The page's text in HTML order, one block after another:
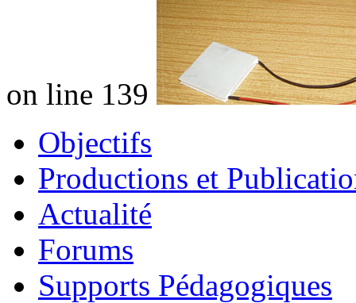
on line 139
Objectifs
Productions et
Actualité
Forums
Supports Pédagogiques